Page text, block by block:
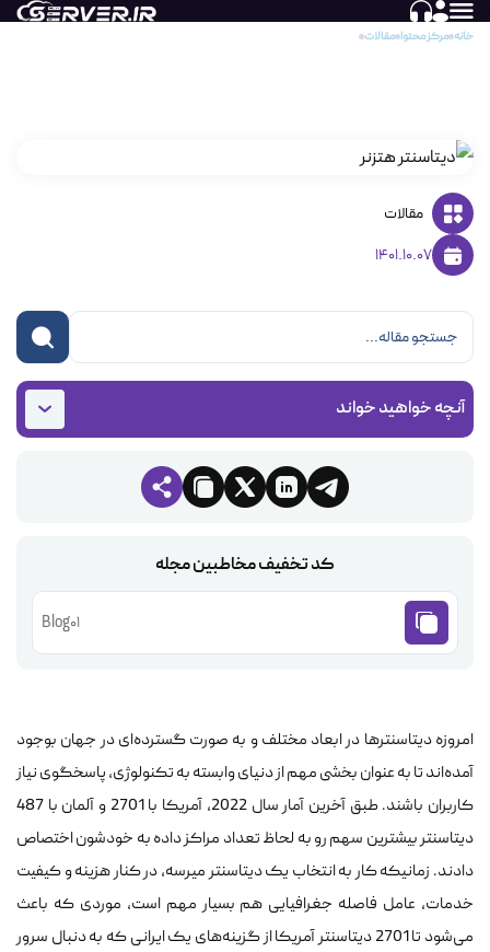
خانه مرکز محتوا مقالات
مقالات
1401.10.07
آنچه خواهید خواند
کد تخفیف مخاطبین مجله
Blog01
امروزه دیتاسنترها در ابعاد مختلف و به صورت گسترده‌ای در جهان بوجود
آمده‌اند تا به عنوان بخشی مهم از دنیای وابسته به تکنولوژی، پاسخگوی نیاز
کاربران باشند. طبق آخرین آمار سال 2022، آمریکا با 2701 و آلمان با 487
دیتاسنتر بیشترین سهم رو به لحاظ تعداد مراکز داده به خودشون اختصاص
دادند. زمانیکه کار به انتخاب یک دیتاسنتر میرسه، در کنار هزینه و کیفیت
خدمات، عامل فاصله جغرافیایی هم بسیار مهم است، موردی که باعث
می‌شود تا 2701 دیتاسنتر آمریکا از گزینه‌های یک ایرانی که به دنبال سرور